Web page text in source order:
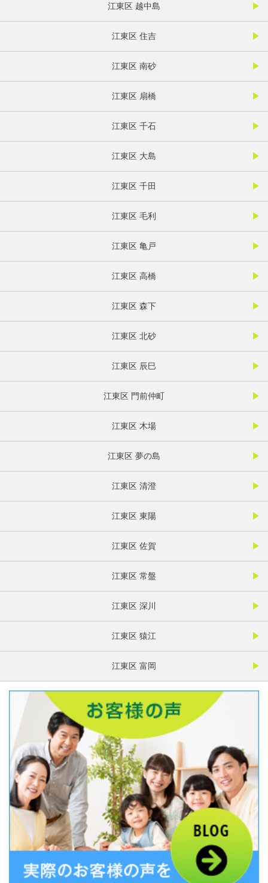
江東区 越中島
江東区 住吉
江東区 南砂
江東区 扇橋
江東区 千石
江東区 大島
江東区 千田
江東区 毛利
江東区 亀戸
江東区 高橋
江東区 森下
江東区 北砂
江東区 辰巳
江東区 門前仲町
江東区 木場
江東区 夢の島
江東区 清澄
江東区 東陽
江東区 佐賀
江東区 常盤
江東区 深川
江東区 猿江
江東区 富岡